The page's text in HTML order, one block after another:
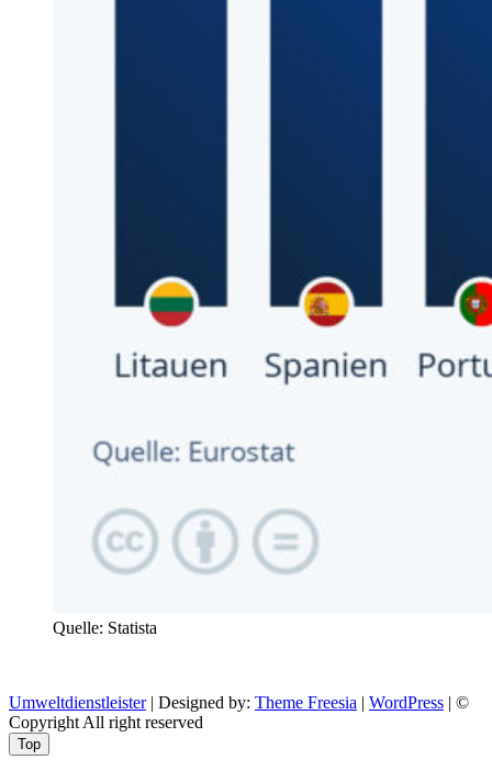
Quelle: Statista
Umweltdienstleister| Designed by: Theme Freesia | WordPress | ©
Copyright All right reserved
Top